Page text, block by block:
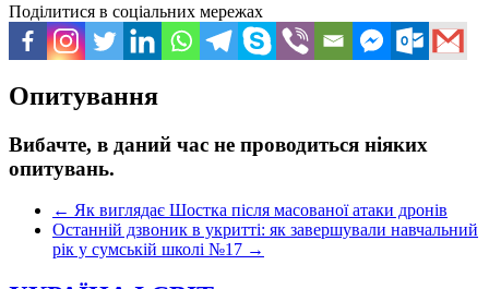
Поділитися в соціальних мережах
Опитування
Вибачте, в даний час не проводиться ніяких
опитувань.
← Як виглядає Шостка після масованої атаки дронів
Останній дзвоник в укритті: як завершували навчальний
рік у сумській школі №17 →